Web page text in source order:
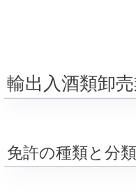
輸出入酒類卸
免許の種類と分類